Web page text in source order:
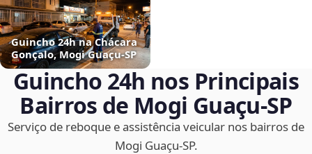
Guincho 24h na Chácara
Gonçalo, Mogi Guaçu‑SP
Guincho 24h nos Principais
Bairros de Mogi Guaçu‑SP
Serviço de reboque e assistência veicular nos bairros de
Mogi Guaçu‑SP.